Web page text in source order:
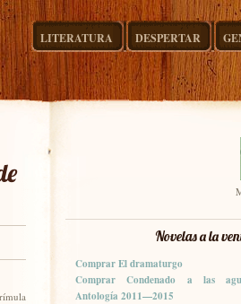
LITERATURA DESPERTAR
Novelas a la
Comprar El dramaturgo
Comprar Condenado a las
Antología 2011—2015